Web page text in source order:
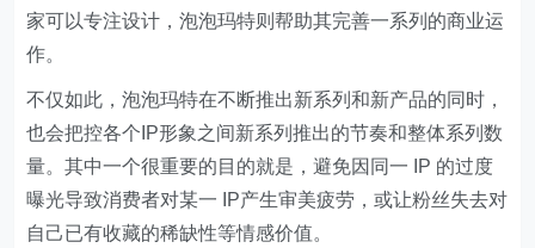
家可以专注设计，泡泡玛特则帮助其完善一系列的商业运
作。
不仅如此，泡泡玛特在不断推出新系列和新产品的同时，
也会把控各个IP形象之间新系列推出的节奏和整体系列数
量。其中一个很重要的目的就是，避免因同一 IP 的过度
曝光导致消费者对某一 IP产生审美疲劳，或让粉丝失去对
自己已有收藏的稀缺性等情感价值。